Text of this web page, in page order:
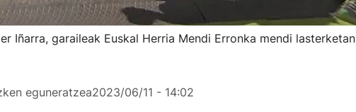
Iñarra, garaileak Euskal Herria Mendi Erronka mendi lasterketan
eguneratzea2023/06/11 - 14:02